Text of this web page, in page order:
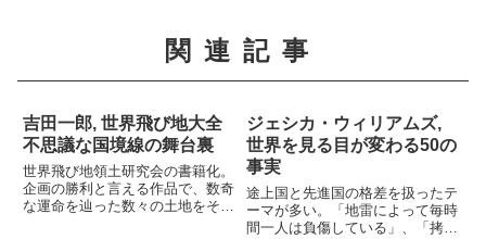
関連記事
吉田一郎, 世界飛び地大全
不思議な国境線の舞台裏
世界飛び地領土研究会の書籍化。
企画の勝利と言える作品で、数奇
な運命を辿った数々の土地をその
ジェシカ・ウィリアムズ,
世界を見る目が変わる50の
事実
途上国と先進国の格差を扱ったテ
ーマが多い。「地雷によって毎時
間一人は負傷している」、「拷問